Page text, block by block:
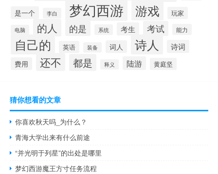
是一个
李白 梦幻西游 游戏 玩家
电脑 的人 的是 系统 考生 考试 能力
自己的 英语 装备 词人 诗人 诗词
费用 还不 都是 释义 陆游 黄庭坚
猜你想看的文章
你喜欢秋天吗_为什么？
青海大学出来有什么前途
“并光明于列星”的出处是哪里
梦幻西游魔王方寸任务流程